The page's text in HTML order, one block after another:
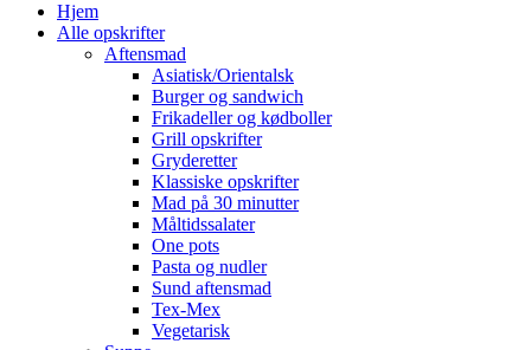
Hjem
Alle opskrifter
Aftensmad
Asiatisk/Orientalsk
Burger og sandwich
Frikadeller og kødboller
Grill opskrifter
Gryderetter
Klassiske opskrifter
Mad på 30 minutter
Måltidssalater
One pots
Pasta og nudler
Sund aftensmad
Tex-Mex
Vegetarisk